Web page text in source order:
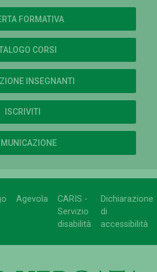
FORMATIVA
CORSI
INSEGNANTI
ISCRIVITI
Agevola
CARIS -
Servizio
disabilità
Dichiarazione
di
accessibilità